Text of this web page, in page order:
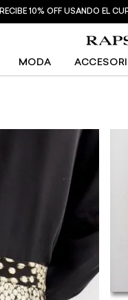
RECIBE 10% OFF USANDO EL
MODA